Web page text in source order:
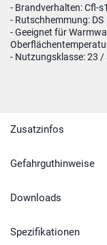
- Brandverhalten: Cfl-s1
- Rutschhemmung: DS
- Geeignet für
- Nutzungsklasse: 23 /
Zusatzinfos
Gefahrguthinweise
Downloads
Spezifikationen